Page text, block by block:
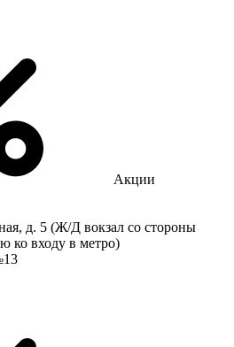
Акции
д. 5 (Ж/Д вокзал со стороны
ко входу в метро)